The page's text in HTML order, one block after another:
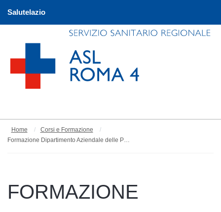
Salutelazio
Home
Corsi e Formazione
Formazione Dipartimento Aziendale delle Professioni Sanitarie e Sociali
FORMAZIONE